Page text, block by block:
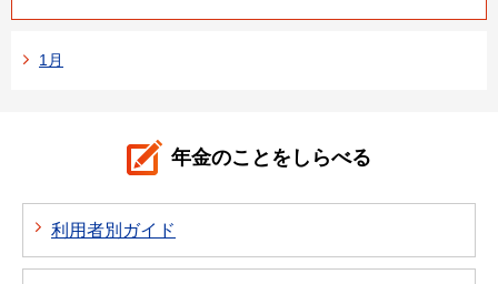
1月
年金のことをしらべる
利用者別ガイド